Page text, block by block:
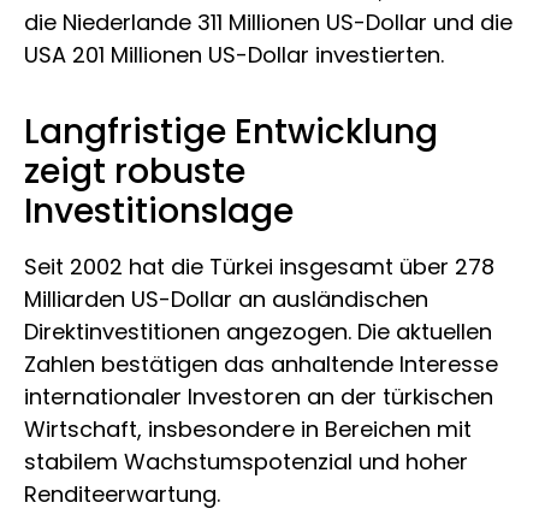
die Niederlande 311 Millionen US-Dollar und die
USA 201 Millionen US-Dollar investierten.
Langfristige Entwicklung
zeigt robuste
Investitionslage
Seit 2002 hat die Türkei insgesamt über 278
Milliarden US-Dollar an ausländischen
Direktinvestitionen angezogen. Die aktuellen
Zahlen bestätigen das anhaltende Interesse
internationaler Investoren an der türkischen
Wirtschaft, insbesondere in Bereichen mit
stabilem Wachstumspotenzial und hoher
Renditeerwartung.